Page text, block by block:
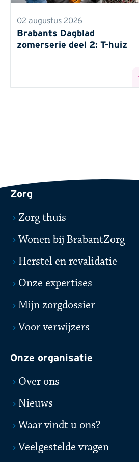
02 augustus 2026
Brabants Dagblad
zomerserie deel 2: T-huiz
Zorg
Zorg thuis
Wonen bij BrabantZorg
Herstel en revalidatie
Onze expertises
Mijn zorgdossier
Voor verwijzers
Onze organisatie
Over ons
Nieuws
Waar vindt u ons?
Veelgestelde vragen